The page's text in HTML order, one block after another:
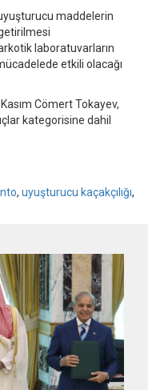
maddelerin
laboratuvarların
etkili olacağı
Cömert Tokayev,
kategorisine dahil
, uyuşturucu kaçakçılığı,